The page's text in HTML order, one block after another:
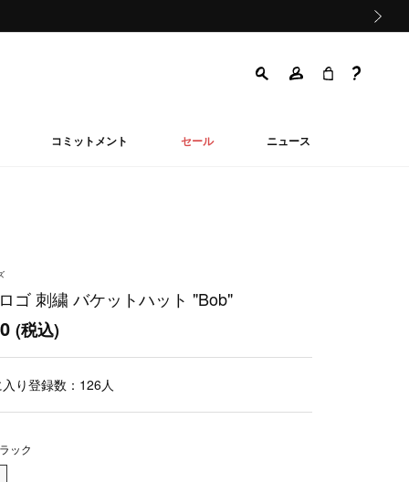
コミットメント セール ニュース
ゴ 刺繍 バケットハット "Bob"
(税込)
り登録数： 126人
ック